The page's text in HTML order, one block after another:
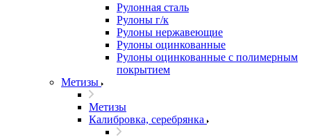
Рулонная сталь
Рулоны г/к
Рулоны нержавеющие
Рулоны оцинкованные
Рулоны оцинкованные с полимерным
покрытием
Метизы
Метизы
Калибровка, серебрянка